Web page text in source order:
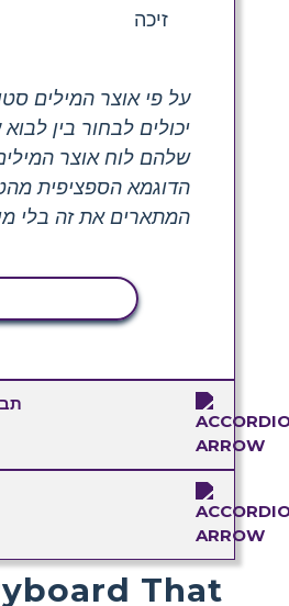
זיכה
על פי אוצר המילים
יכולים לבחור בין
שלהם לוח אוצר
הדוגמא הספציפית
המתארים את זה בלי